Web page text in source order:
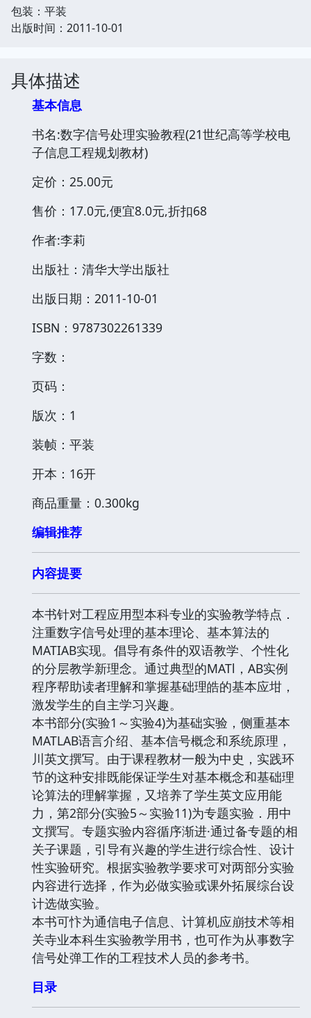
包装：平装
出版时间：2011-10-01
具体描述
基本信息
书名:数字信号处理实验教程(21世纪高等学校电
子信息工程规划教材)
定价：25.00元
售价：17.0元,便宜8.0元,折扣68
作者:李莉
出版社：清华大学出版社
出版日期：2011-10-01
ISBN：9787302261339
字数：
页码：
版次：1
装帧：平装
开本：16开
商品重量：0.300kg
编辑推荐
内容提要
本书针对工程应用型本科专业的实验教学特点．
注重数字信号处理的基本理论、基本算法的
MATIAB实现。倡导有条件的双语教学、个性化
的分层教学新理念。通过典型的MATl，AB实例
程序帮助读者理解和掌握基础理皓的基本应坩，
激发学生的自主学习兴趣。
本书部分(实验1～实验4)为基础实验，侧重基本
MATLAB语言介绍、基本信号概念和系统原理，
川英文撰写。由于课程教材一般为中史，实践环
节的这种安排既能保证学生对基本概念和基础理
论算法的理解掌握，又培养了学生英文应用能
力，第2部分(实验5～实验11)为专题实验．用中
文撰写。专题实验内容循序渐进·通过备专题的相
关子课题，引导有兴趣的学生进行综合性、设计
性实验研究。根据实验教学要求可对两部分实验
内容进行选择，作为必做实验或课外拓展综台设
计选做实验。
本书可忭为通信电子信息、计算机应崩技术等相
关寺业本科生实验教学用书，也可作为从事数字
信号处弹工作的工程技术人员的参考书。
目录